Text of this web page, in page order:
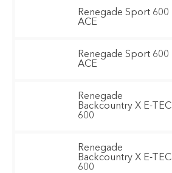
Renegade Sport 600
ACE
Renegade Sport 600
ACE
Renegade
Backcountry X E-TEC
600
Renegade
Backcountry X E-TEC
600